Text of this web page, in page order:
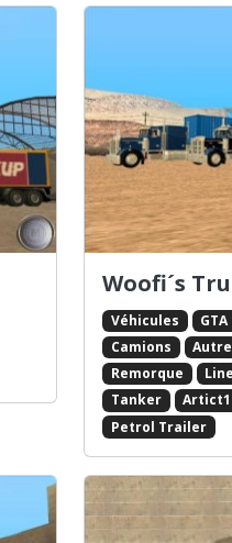
Woofi´s
Véhicules
Camions
Remorque
Tanker
Artict1
Petrol Trailer